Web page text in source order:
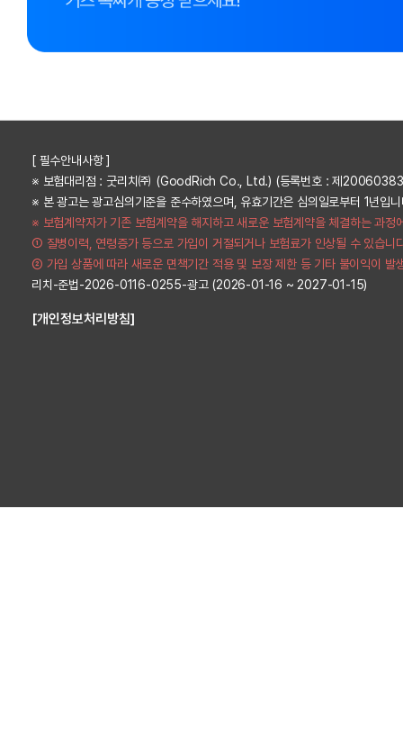
[ 필수안내사항 ]
※ 보험대리점 : 굿리치㈜ (GoodRich Co., Ltd.) (등록번호 : 제
※ 본 광고는 광고심의기준을 준수하였으며, 유효기간은 심의일로부터 1년입
※ 보험계약자가 기존 보험계약을 해지하고 새로운 보험계약을 체결하는 과정
① 질병이력, 연령증가 등으로 가입이 거절되거나 보험료가 인상될 수 있습니
② 가입 상품에 따라 새로운 면책기간 적용 및 보장 제한 등 기타 불이익이 발
리치-준법-2026-0116-0255-광고 (2026-01-16 ~ 2027-01-15)
[개인정보처리방침]